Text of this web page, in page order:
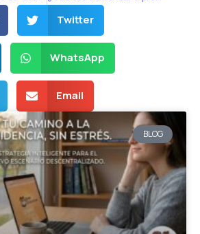
Twitter
WhatsApp
Email
BLOG